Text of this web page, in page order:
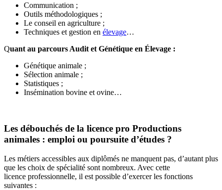
Communication ;
Outils méthodologiques ;
Le conseil en agriculture ;
Techniques et gestion en élevage…
Quant au parcours Audit et Génétique en Élevage :
Génétique animale ;
Sélection animale ;
Statistiques ;
Insémination bovine et ovine…
Les débouchés de la licence pro Productions
animales : emploi ou poursuite d’études ?
Les métiers accessibles aux diplômés ne manquent pas, d’autant plus
que les choix de spécialité sont nombreux. Avec cette
licence professionnelle, il est possible d’exercer les fonctions
suivantes :